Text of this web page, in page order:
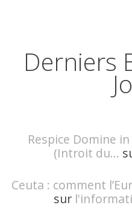
Derniers
Respice Domine
(Introit du...
Ceuta : comment
sur